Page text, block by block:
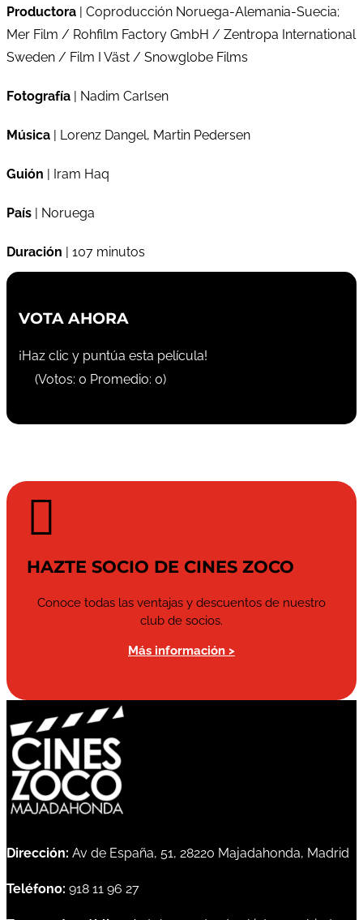
Productora | Coproducción Noruega-Alemania-Suecia;
Mer Film / Rohfilm Factory GmbH / Zentropa International
Sweden / Film I Väst / Snowglobe Films
Fotografía | Nadim Carlsen
Música | Lorenz Dangel, Martin Pedersen
Guión | Iram Haq
País | Noruega
Duración | 107 minutos
VOTA AHORA
¡Haz clic y puntúa esta película!
(Votos: 0 Promedio: 0)

HAZTE SOCIO DE CINES ZOCO
Conoce todas las ventajas y descuentos de nuestro
club de socios.
Más información >
Dirección: Av de España, 51, 28220 Majadahonda, Madrid
Teléfono: 918 11 96 27